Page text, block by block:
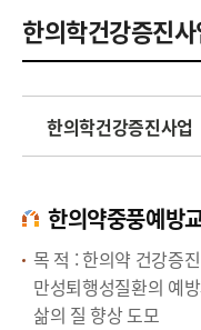
한의학건강증진사
한의학건강증진사업
한의약중풍예방
목 적 : 한의약 건강증
만성퇴행성질환의 예
삶의 질 향상 도모